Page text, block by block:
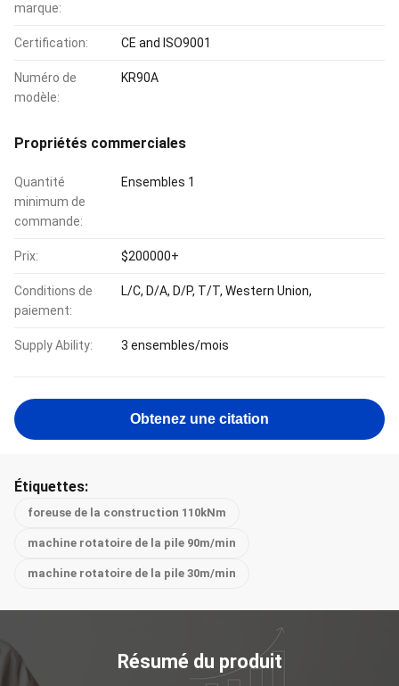
marque:
Certification: CE and ISO9001
Numéro de
modèle:
KR90A
Propriétés commerciales
Quantité
minimum de
commande:
Ensembles 1
Prix: $200000+
Conditions de
paiement:
L/C, D/A, D/P, T/T, Western Union,
Supply Ability: 3 ensembles/mois
Obtenez une citation
Étiquettes:
foreuse de la construction 110kNm
machine rotatoire de la pile 90m/min
machine rotatoire de la pile 30m/min
Résumé du produit